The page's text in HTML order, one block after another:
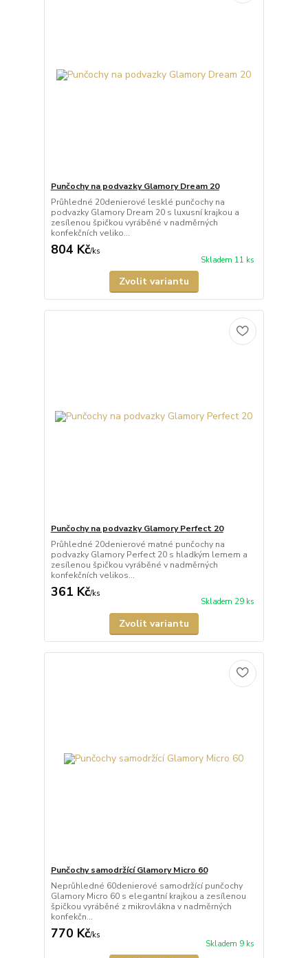
Punčochy na podvazky Glamory Dream 20
Průhledné 20denierové lesklé punčochy na
podvazky Glamory Dream 20 s luxusní krajkou a
zesílenou špičkou vyráběné v nadměrných
konfekčních veliko...
804 Kč/ks
Skladem 11 ks
Zvolit variantu
Punčochy na podvazky Glamory Perfect 20
Průhledné 20denierové matné punčochy na
podvazky Glamory Perfect 20 s hladkým lemem a
zesílenou špičkou vyráběné v nadměrných
konfekčních velikos...
361 Kč/ks
Skladem 29 ks
Zvolit variantu
Punčochy samodržící Glamory Micro 60
Neprůhledné 60denierové samodržící punčochy
Glamory Micro 60 s elegantní krajkou a zesílenou
špičkou vyráběné z mikrovlákna v nadměrných
konfekčn...
770 Kč/ks
Skladem 9 ks